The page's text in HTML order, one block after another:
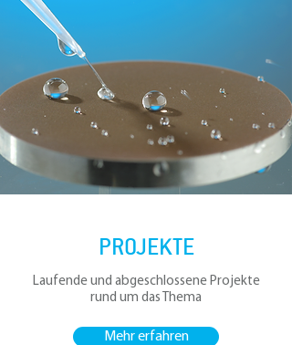
PROJEKTE
Laufende und abgeschlossene Projekte
rund um das Thema
Mehr erfahren